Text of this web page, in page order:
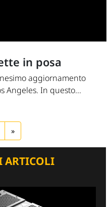
in posa
aggiornamento
Angeles. In questo...
»
ARTICOLI